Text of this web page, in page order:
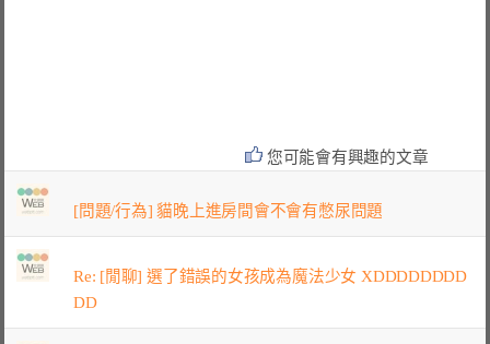
您可能會有興趣的文章
[問題/行為] 貓晚上進房間會不會有憋尿問題
Re: [閒聊] 選了錯誤的女孩成為魔法少女 XDDDDDDDD
DD